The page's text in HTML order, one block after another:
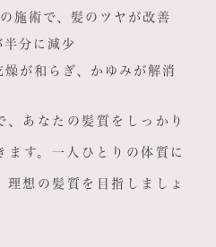
施術で、髪のツヤが改善
分に減少
が和らぎ、かゆみが解消
、あなたの髪質をしっかり
ます。一人ひとりの体質に
想の髪質を目指しましょ